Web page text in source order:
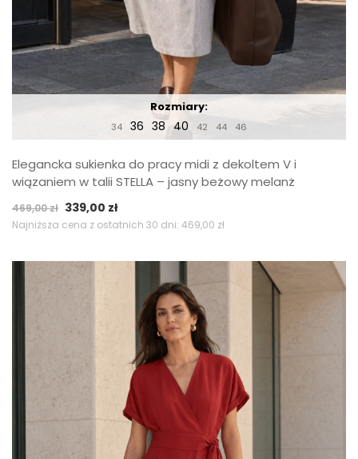
Rozmiary:
34 36 38 40 42 44 46
Elegancka sukienka do pracy midi z dekoltem V i
wiązaniem w talii STELLA – jasny beżowy melanż
469,00zł Pierwotna
cena
469,00 zł.
339,00 złAktualna
cena
339,00 zł.
Najniższa cena z ostatnich 30 dni: 469,00 zł